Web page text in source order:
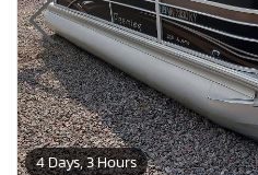
4 Days, 3 Hours